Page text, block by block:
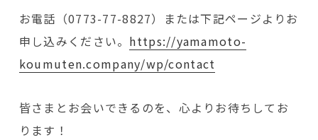
お電話（0773-77-8827）または下記ページよりお
申し込みください。 https://yamamoto-
koumuten.company/wp/contact
皆さまとお会いできるのを、心よりお待ちしてお
ります！